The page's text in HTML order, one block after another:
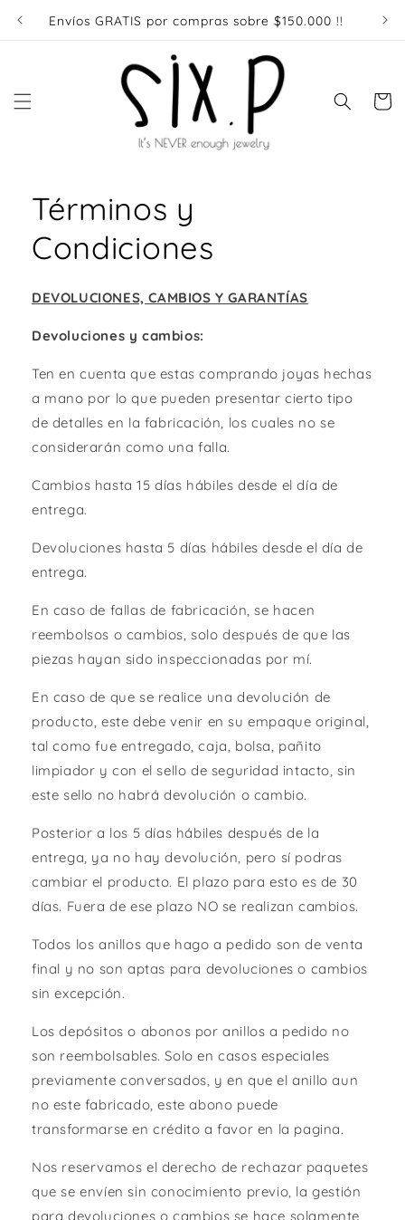
directamente
Envíos GRATIS por compras sobre $150.000 !!
Carrito
Términos y
Condiciones
DEVOLUCIONES, CAMBIOS Y GARANTÍAS
Devoluciones y cambios:
Ten en cuenta que estas comprando joyas hechas
a mano por lo que pueden presentar cierto tipo
de detalles en la fabricación, los cuales no se
considerarán como una falla.
Cambios hasta 15 días hábiles desde el día de
entrega.
Devoluciones hasta 5 días hábiles desde el día de
entrega.
En caso de fallas de fabricación, se hacen
reembolsos o cambios, solo después de que las
piezas hayan sido inspeccionadas por mí.
En caso de que se realice una devolución de
producto, este debe venir en su empaque original,
tal como fue entregado, caja, bolsa, pañito
limpiador y con el sello de seguridad intacto, sin
este sello no habrá devolución o cambio.
Posterior a los 5 días hábiles después de la
entrega, ya no hay devolución, pero sí podras
cambiar el producto. El plazo para esto es de 30
días. Fuera de ese plazo NO se realizan cambios.
Todos los anillos que hago a pedido son de venta
final y no son aptas para devoluciones o cambios
sin excepción.
Los depósitos o abonos por anillos a pedido no
son reembolsables. Solo en casos especiales
previamente conversados, y en que el anillo aun
no este fabricado, este abono puede
transformarse en crédito a favor en la pagina.
Nos reservamos el derecho de rechazar paquetes
que se envíen sin conocimiento previo, la gestión
para devoluciones o cambios se hace solamente